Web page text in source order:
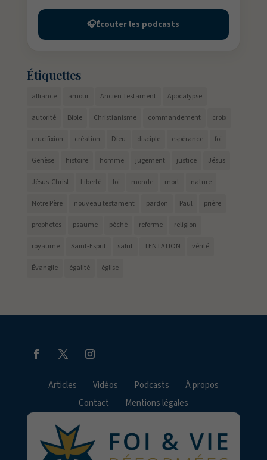
🎧Écouter les podcasts
Étiquettes
alliance amour Ancien Testament Apocalypse
autorité Bible Christianisme commandement croix
crucifixion création Dieu disciple espérance foi
Genèse histoire homme jugement justice Jésus
Jésus-Christ Liberté loi monde mort nature
Notre Père nouveau testament pardon Paul prière
prophetes psaume péché reforme religion
royaume Saint-Esprit salut TENTATION vérité
Évangile égalité église
Articles Vidéos Podcasts
À propos
Contact
Mentions légales